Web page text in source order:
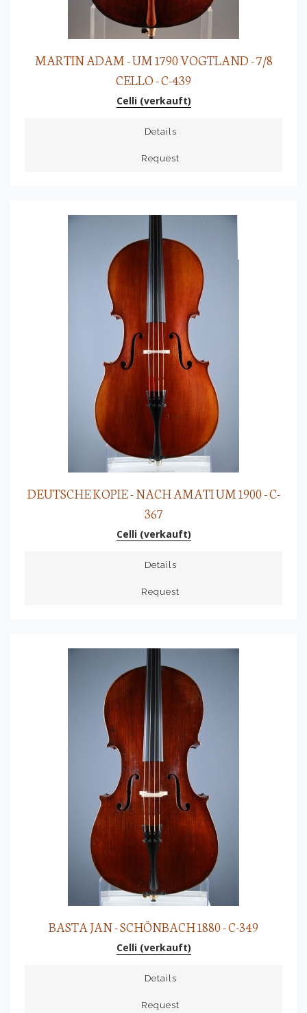
MARTIN ADAM - UM 1790 VOGTLAND - 7/8
CELLO - C-439
Celli (verkauft)
Details
Request
DEUTSCHE KOPIE - NACH AMATI UM 1900 - C-
367
Celli (verkauft)
Details
Request
BASTA JAN - SCHÖNBACH 1880 - C-349
Celli (verkauft)
Details
Request